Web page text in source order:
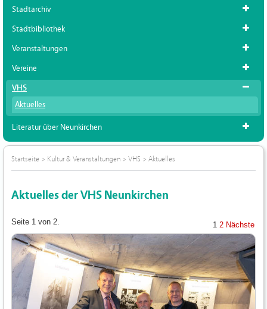
Stadtarchiv
Stadtbibliothek
Veranstaltungen
Vereine
VHS
Aktuelles
Literatur über Neunkirchen
Startseite > Kultur & Veranstaltungen > VHS > Aktuelles
Aktuelles der VHS Neunkirchen
Seite 1 von 2. 1 2 Nächste